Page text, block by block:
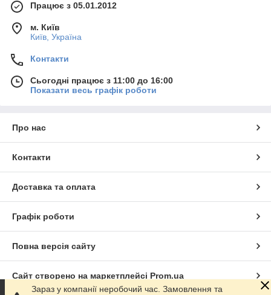
Працює з 05.01.2012
м. Київ
Київ, Україна
Контакти
Сьогодні працює з 11:00 до 16:00
Показати весь графік роботи
Про нас
Контакти
Доставка та оплата
Графік роботи
Повна версія сайту
Сайт створено на маркетплейсі Prom.ua
Зараз у компанії неробочий час. Замовлення та